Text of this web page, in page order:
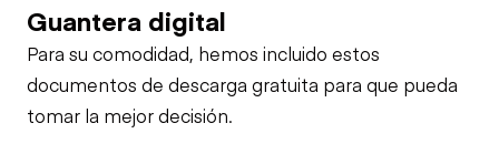
Brakes / Tires
Cab
Seat Belts
Configuration
Guantera digital
Para su comodidad, hemos incluido estos
documentos de descarga gratuita para que pueda
tomar la mejor decisión.